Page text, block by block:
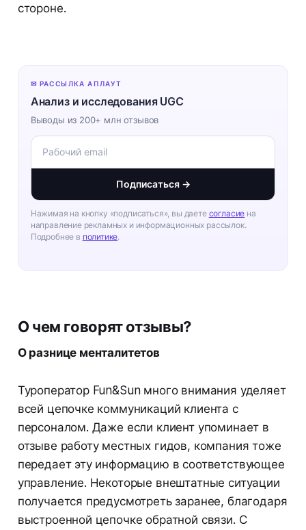
стороне.
✉ РАССЫЛКА АПЛАУТ
Анализ и исследования UGC
Выводы из 200+ млн отзывов
Подписаться →
Нажимая на кнопку «подписаться», вы даете согласие на
направление рекламных и информационных рассылок.
Подробнее в политике.
О чем говорят отзывы?
О разнице менталитетов
Туроператор Fun&Sun много внимания уделяет
всей цепочке коммуникаций клиента с
персоналом. Даже если клиент упоминает в
отзыве работу местных гидов, компания тоже
передает эту информацию в соответствующее
управление. Некоторые внештатные ситуации
получается предусмотреть заранее, благодаря
выстроенной цепочке обратной связи. С